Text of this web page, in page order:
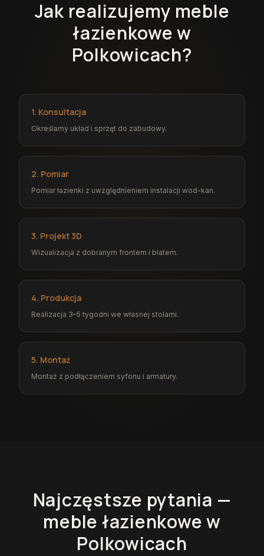
Jak realizujemy meble
łazienkowe w
Polkowicach?
1. Konsultacja
Określamy układ i sprzęt do zabudowy.
2. Pomiar
Pomiar łazienki z uwzględnieniem instalacji wod-kan.
3. Projekt 3D
Wizualizacja z dobranym frontem i blatem.
4. Produkcja
Realizacja 3–5 tygodni we własnej stolarni.
5. Montaż
Montaż z podłączeniem syfonu i armatury.
Najczęstsze pytania —
meble łazienkowew
Polkowicach